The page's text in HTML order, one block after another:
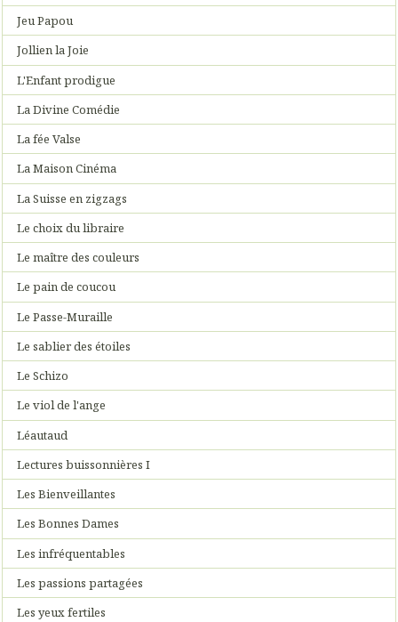
Jeu Papou
Jollien la Joie
L'Enfant prodigue
La Divine Comédie
La fée Valse
La Maison Cinéma
La Suisse en zigzags
Le choix du libraire
Le maître des couleurs
Le pain de coucou
Le Passe-Muraille
Le sablier des étoiles
Le Schizo
Le viol de l'ange
Léautaud
Lectures buissonnières I
Les Bienveillantes
Les Bonnes Dames
Les infréquentables
Les passions partagées
Les yeux fertiles